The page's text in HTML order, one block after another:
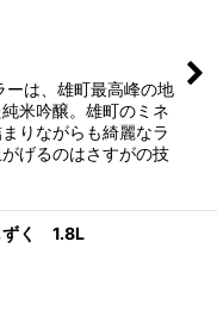
ーは、雄町最高峰の地
米吟醸。雄町のミネ
りながらも綺麗なラ
げるのはさすがの技
く 1.8L